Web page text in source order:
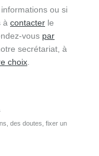
ou si
à contacter le
vous par
secrétariat, à
choix
des doutes, fixer un